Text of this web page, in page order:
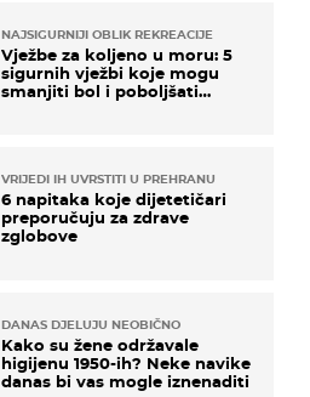
NAJSIGURNIJI OBLIK REKREACIJE
Vježbe za koljeno u moru: 5
sigurnih vježbi koje mogu
smanjiti bol i poboljšati
VRIJEDI IH UVRSTITI U PREHRANU
6 napitaka koje dijetetičari
preporučuju za zdrave
zglobove
DANAS DJELUJU NEOBIČNO
Kako su žene održavale
higijenu 1950-ih? Neke navike
danas bi vas mogle iznenaditi